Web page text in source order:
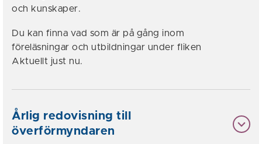
och kunskaper.
Du kan finna vad som är på gång inom
föreläsningar och utbildningar under fliken
Aktuellt just nu.
Årlig redovisning till
överförmyndaren